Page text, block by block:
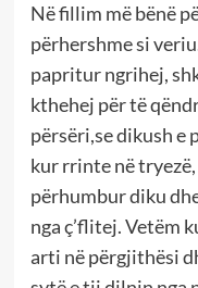
Në fillim më bënë
përhershme si
papritur ngrihej,
kthehej për të
përsëri,se dikush e
kur rrinte në
përhumbur diku
nga ç’flitej. Vetëm
arti në përgjithësi